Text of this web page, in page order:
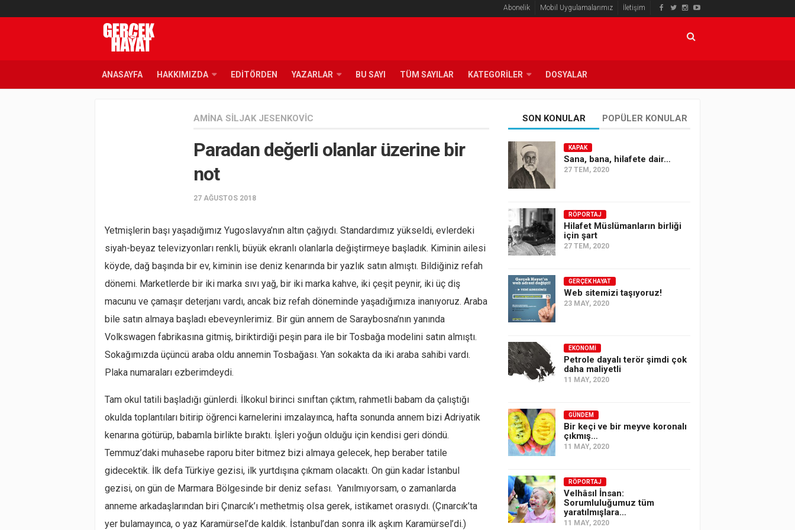
Abonelik Mobil Uygulamalarımız İletişim
ANASAYFA HAKKIMIZDA EDITÖRDEN YAZARLAR BU SAYI TÜM SAYILAR KATEGORILER DOSYALAR
AMINA SILJAK JESENKOVIC
Paradan değerli olanlar üzerine bir
not
27 AĞUSTOS 2018
Yetmişlerin başı yaşadığımız Yugoslavya’nın altın çağıydı. Standardımız yükseldi, evlerdeki
siyah-beyaz televizyonları renkli, büyük ekranlı olanlarla değiştirmeye başladık. Kiminin ailesi
köyde, dağ başında bir ev, kiminin ise deniz kenarında bir yazlık satın almıştı. Bildiğiniz refah
dönemi. Marketlerde bir iki marka sıvı yağ, bir iki marka kahve, iki çeşit peynir, iki üç diş
macunu ve çamaşır deterjanı vardı, ancak biz refah döneminde yaşadığımıza inanıyoruz. Araba
bile satın almaya başladı ebeveynlerimiz. Bir gün annem de Saraybosna’nın yanında
Volkswagen fabrikasına gitmiş, biriktirdiği peşin para ile bir Tosbağa modelini satın almıştı.
Sokağımızda üçüncü araba oldu annemin Tosbağası. Yan sokakta da iki araba sahibi vardı.
Plaka numaraları ezberimdeydi.
Tam okul tatili başladığı günlerdi. İlkokul birinci sınıftan çıktım, rahmetli babam da çalıştığı
okulda toplantıları bitirip öğrenci karnelerini imzalayınca, hafta sonunda annem bizi Adriyatik
kenarına götürüp, babamla birlikte bıraktı. İşleri yoğun olduğu için kendisi geri döndü.
Temmuz’daki muhasebe raporu biter bitmez bizi almaya gelecek, hep beraber tatile
gidecektik. İlk defa Türkiye gezisi, ilk yurtdışına çıkmam olacaktı. On gün kadar İstanbul
gezisi, on gün de Marmara Bölgesinde bir deniz sefası. Yanılmıyorsam, o zamanlarda
anneme arkadaşlarından biri Çınarcık’ı methetmiş olsa gerek, istikamet orasıydı. (Çınarcık’ta
yer bulamayınca, o yaz Karamürsel’de kaldık. İstanbul’dan sonra ilk aşkım Karamürsel’di.)
SON KONULAR POPÜLER KONULAR
KAPAK
Sana, bana, hilafete dair…
27 TEM, 2020
RÖPORTAJ
Hilafet Müslümanların birliği
için şart
27 TEM, 2020
GERÇEK HAYAT
Web sitemizi taşıyoruz!
23 MAY, 2020
EKONOMI
Petrole dayalı terör şimdi çok
daha maliyetli
11 MAY, 2020
GÜNDEM
Bir keçi ve bir meyve koronalı
çıkmış…
11 MAY, 2020
RÖPORTAJ
Velhâsıl İnsan:
Sorumluluğumuz tüm
yaratılmışlara…
11 MAY, 2020